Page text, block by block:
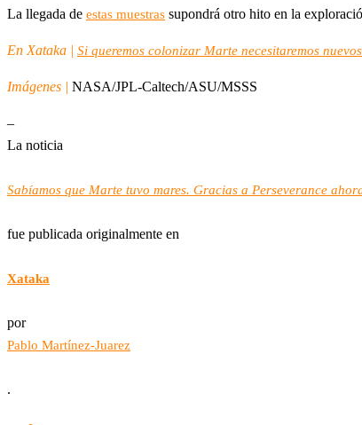
La llegada de estas muestras supondrá otro hito en la
En Xataka | Si queremos colonizar Marte necesitaremos
Imágenes | NASA/JPL-Caltech/ASU/MSSS
–
La noticia
Sabíamos que Marte tuvo mares. Gracias a Perseverance
fue publicada originalmente en
Xataka
por
Pablo Martínez-Juarez
.